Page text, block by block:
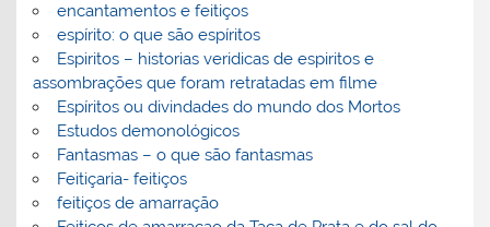
encantamentos e feitiços
espírito: o que são espíritos
Espiritos – historias veridicas de espiritos e
assombrações que foram retratadas em filme
Espíritos ou divindades do mundo dos Mortos
Estudos demonológicos
Fantasmas – o que são fantasmas
Feitiçaria- feitiços
feitiços de amarração